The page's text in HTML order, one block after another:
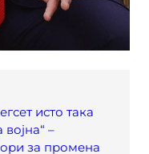
исто така
–
за промена